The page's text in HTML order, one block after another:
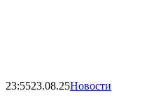
23:5523.08.25Новости